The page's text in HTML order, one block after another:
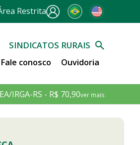
Restrita
SINDICATOS RURAIS
Fale conosco Ouvidoria
IRGA-RS - R$ 70,90ver mais